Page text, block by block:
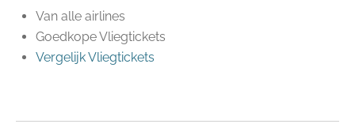
Van alle airlines
Goedkope Vliegtickets
Vergelijk Vliegtickets